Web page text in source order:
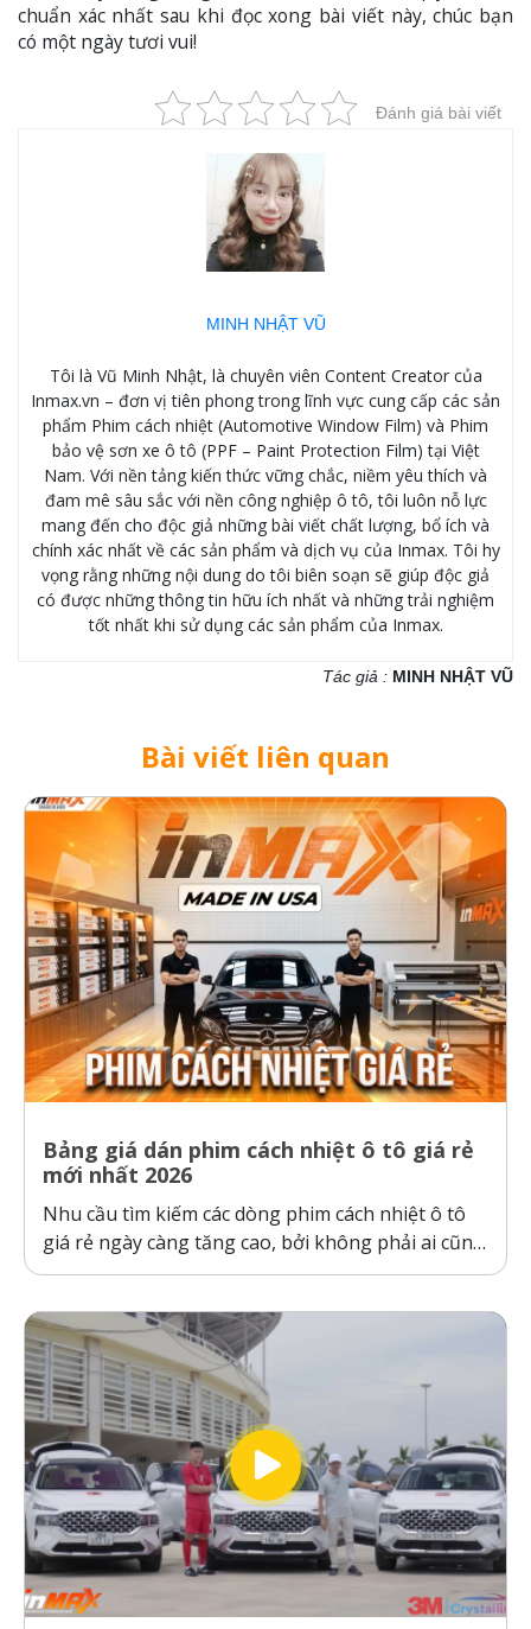
chuẩn xác nhất sau khi đọc xong bài viết này, chúc bạn
có một ngày tươi vui!
Đánh giá bài viết
MINH NHẬT VŨ
Tôi là Vũ Minh Nhật, là chuyên viên Content Creator của
Inmax.vn – đơn vị tiên phong trong lĩnh vực cung cấp các sản
phẩm Phim cách nhiệt (Automotive Window Film) và Phim
bảo vệ sơn xe ô tô (PPF – Paint Protection Film) tại Việt
Nam. Với nền tảng kiến thức vững chắc, niềm yêu thích và
đam mê sâu sắc với nền công nghiệp ô tô, tôi luôn nỗ lực
mang đến cho độc giả những bài viết chất lượng, bổ ích và
chính xác nhất về các sản phẩm và dịch vụ của Inmax. Tôi hy
vọng rằng những nội dung do tôi biên soạn sẽ giúp độc giả
có được những thông tin hữu ích nhất và những trải nghiệm
tốt nhất khi sử dụng các sản phẩm của Inmax.
Tác giả : MINH NHẬT VŨ
Bài viết liên quan
Bảng giá dán phim cách nhiệt ô tô giá rẻ
mới nhất 2026
Nhu cầu tìm kiếm các dòng phim cách nhiệt ô tô
giá rẻ ngày càng tăng cao, bởi không phải ai cũng
sẵn sàng bỏ ra hàng chục triệu đồng cho một gói
hãng” và “hàng giả, hàng nhái”...